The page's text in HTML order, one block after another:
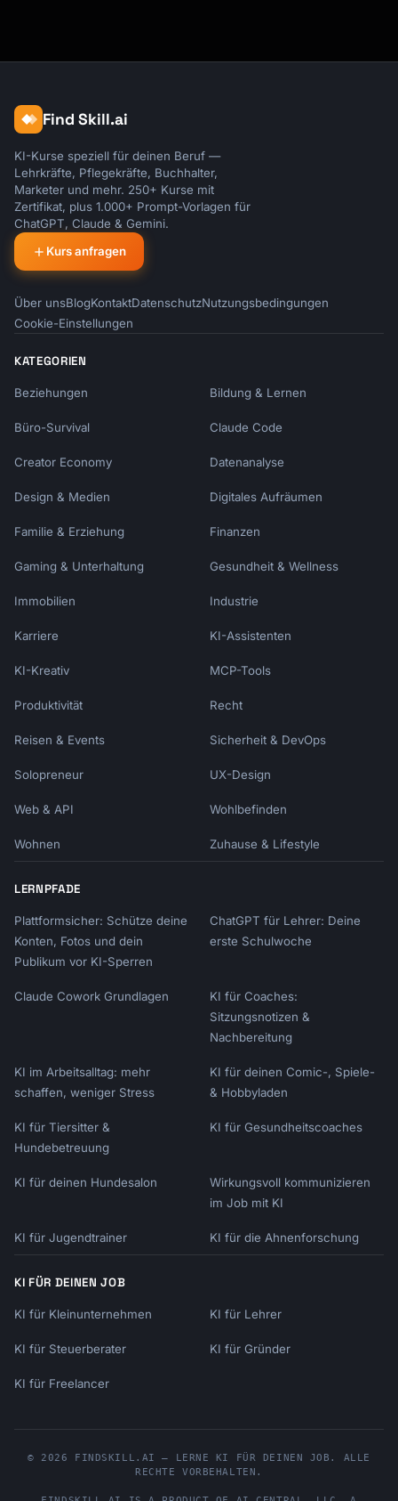
Find Skill.ai
KI-Kurse speziell für deinen Beruf —
Lehrkräfte, Pflegekräfte, Buchhalter,
Marketer und mehr. 250+ Kurse mit
Zertifikat, plus 1.000+ Prompt-Vorlagen für
ChatGPT, Claude & Gemini.
Kurs anfragen
Über unsBlogKontaktDatenschutzNutzungsbedingungen
Cookie-Einstellungen
KATEGORIEN
Beziehungen Bildung & Lernen
Büro-Survival Claude Code
Creator Economy Datenanalyse
Design & Medien Digitales Aufräumen
Familie & Erziehung Finanzen
Gaming & Unterhaltung Gesundheit & Wellness
Immobilien Industrie
Karriere KI-Assistenten
KI-Kreativ MCP-Tools
Produktivität Recht
Reisen & Events Sicherheit & DevOps
Solopreneur UX-Design
Web & API Wohlbefinden
Wohnen Zuhause & Lifestyle
LERNPFADE
Plattformsicher: Schütze deine
Konten, Fotos und dein
Publikum vor KI-Sperren
ChatGPT für Lehrer: Deine
erste Schulwoche
Claude Cowork Grundlagen
KI für Coaches:
Sitzungsnotizen &
Nachbereitung
KI im Arbeitsalltag: mehr
schaffen, weniger Stress
KI für deinen Comic-, Spiele-
& Hobbyladen
KI für Tiersitter &
Hundebetreuung
KI für Gesundheitscoaches
KI für deinen Hundesalon
Wirkungsvoll kommunizieren
im Job mit KI
KI für Jugendtrainer KI für die Ahnenforschung
KI FÜR DEINEN JOB
KI für Kleinunternehmen KI für Lehrer
KI für Steuerberater KI für Gründer
KI für Freelancer
© 2026 FINDSKILL.AI — LERNE KI FÜR DEINEN JOB. ALLE
RECHTE VORBEHALTEN.